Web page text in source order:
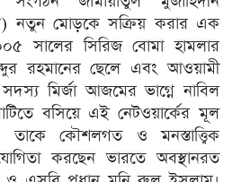
নতুন মোড়কে সক্রিয় করার এক
সালের সিরিজ বোমা হামলার
রহমানের ছেলে এবং আওয়ামী
মির্জা আজমের ভাগ্নে নাবিল
বসিয়ে এই নেটওয়ার্কের মূল
তাকে কৌশলগত ও মনস্তাত্ত্বিক
করছেন ভারতে অবস্থানরত